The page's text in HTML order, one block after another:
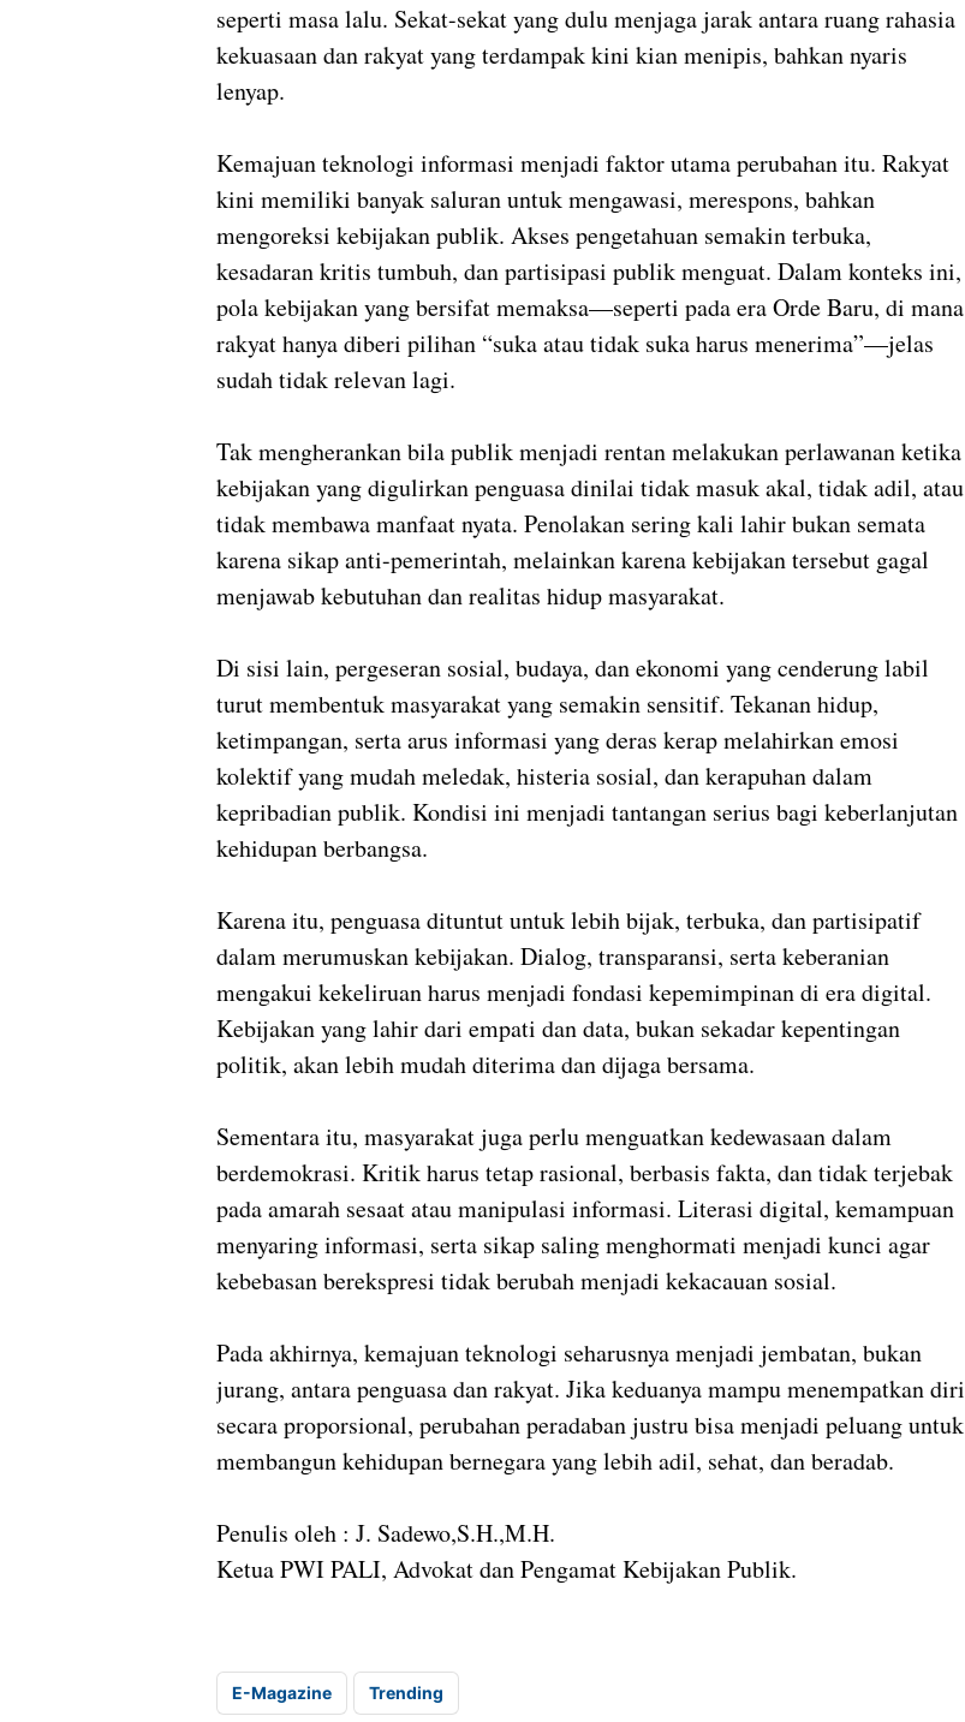
seperti masa lalu. Sekat-sekat yang dulu menjaga jarak antara ruang rahasia
kekuasaan dan rakyat yang terdampak kini kian menipis, bahkan nyaris
lenyap.
Kemajuan teknologi informasi menjadi faktor utama perubahan itu. Rakyat
kini memiliki banyak saluran untuk mengawasi, merespons, bahkan
mengoreksi kebijakan publik. Akses pengetahuan semakin terbuka,
kesadaran kritis tumbuh, dan partisipasi publik menguat. Dalam konteks ini,
pola kebijakan yang bersifat memaksa—seperti pada era Orde Baru, di mana
rakyat hanya diberi pilihan “suka atau tidak suka harus menerima”—jelas
sudah tidak relevan lagi.
Tak mengherankan bila publik menjadi rentan melakukan perlawanan ketika
kebijakan yang digulirkan penguasa dinilai tidak masuk akal, tidak adil, atau
tidak membawa manfaat nyata. Penolakan sering kali lahir bukan semata
karena sikap anti-pemerintah, melainkan karena kebijakan tersebut gagal
menjawab kebutuhan dan realitas hidup masyarakat.
Di sisi lain, pergeseran sosial, budaya, dan ekonomi yang cenderung labil
turut membentuk masyarakat yang semakin sensitif. Tekanan hidup,
ketimpangan, serta arus informasi yang deras kerap melahirkan emosi
kolektif yang mudah meledak, histeria sosial, dan kerapuhan dalam
kepribadian publik. Kondisi ini menjadi tantangan serius bagi keberlanjutan
kehidupan berbangsa.
Karena itu, penguasa dituntut untuk lebih bijak, terbuka, dan partisipatif
dalam merumuskan kebijakan. Dialog, transparansi, serta keberanian
mengakui kekeliruan harus menjadi fondasi kepemimpinan di era digital.
Kebijakan yang lahir dari empati dan data, bukan sekadar kepentingan
politik, akan lebih mudah diterima dan dijaga bersama.
Sementara itu, masyarakat juga perlu menguatkan kedewasaan dalam
berdemokrasi. Kritik harus tetap rasional, berbasis fakta, dan tidak terjebak
pada amarah sesaat atau manipulasi informasi. Literasi digital, kemampuan
menyaring informasi, serta sikap saling menghormati menjadi kunci agar
kebebasan berekspresi tidak berubah menjadi kekacauan sosial.
Pada akhirnya, kemajuan teknologi seharusnya menjadi jembatan, bukan
jurang, antara penguasa dan rakyat. Jika keduanya mampu menempatkan diri
secara proporsional, perubahan peradaban justru bisa menjadi peluang untuk
membangun kehidupan bernegara yang lebih adil, sehat, dan beradab.
Penulis oleh : J. Sadewo,S.H.,M.H.
Ketua PWI PALI, Advokat dan Pengamat Kebijakan Publik.
E-Magazine Trending